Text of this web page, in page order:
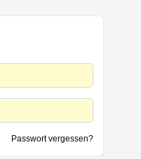
Passwort vergessen?